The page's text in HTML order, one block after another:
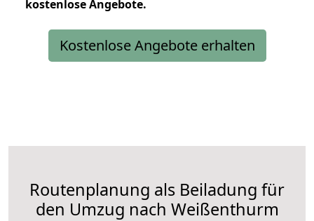
kostenloseAngebote.
Kostenlose Angebote erhalten
Routenplanung als Beiladung für
den Umzug nach Weißenthurm